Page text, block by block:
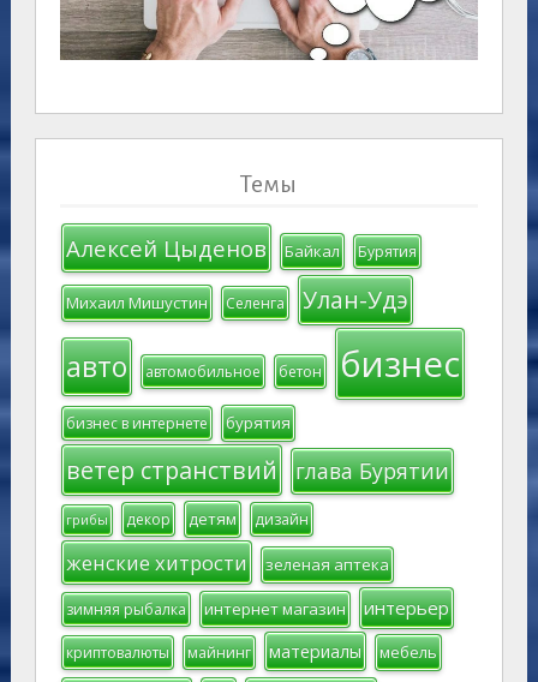
Темы
Алексей Цыденов Байкал Бурятия
Михаил Мишустин Селенга Улан-Удэ
авто автомобильное бетон бизнес
бизнес в интернете бурятия
ветер странствий глава Бурятии
грибы декор детям дизайн
женские хитрости зеленая аптека
зимняя рыбалка интернет магазин интерьер
криптовалюты майнинг материалы мебель